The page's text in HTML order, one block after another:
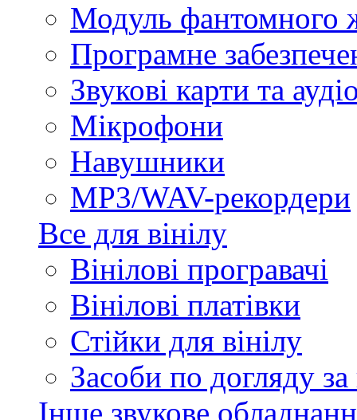
Модуль фантомного
Програмне
Звукові карти та
Мікрофони
Навушники
MP3/WAV-рекордери
Все для вінілу
Вінілові програвачі
Вінілові платівки
Стійки для вінілу
Засоби по догляду за
Інше звукове